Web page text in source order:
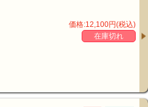
価格:12,100円(税込)
在庫切れ